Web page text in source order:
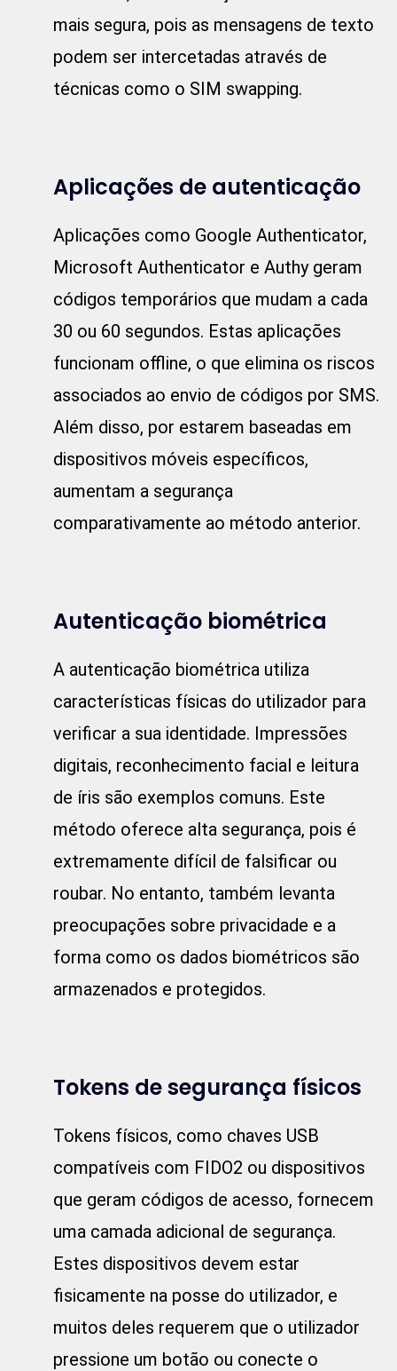
mais segura, pois as mensagens de texto
podem ser intercetadas através de
técnicas como o SIM swapping.
Aplicações de autenticação
Aplicações como Google Authenticator,
Microsoft Authenticator e Authy geram
códigos temporários que mudam a cada
30 ou 60 segundos. Estas aplicações
funcionam offline, o que elimina os riscos
associados ao envio de códigos por SMS.
Além disso, por estarem baseadas em
dispositivos móveis específicos,
aumentam a segurança
comparativamente ao método anterior.
Autenticação biométrica
A autenticação biométrica utiliza
características físicas do utilizador para
verificar a sua identidade. Impressões
digitais, reconhecimento facial e leitura
de íris são exemplos comuns. Este
método oferece alta segurança, pois é
extremamente difícil de falsificar ou
roubar. No entanto, também levanta
preocupações sobre privacidade e a
forma como os dados biométricos são
armazenados e protegidos.
Tokens de segurança físicos
Tokens físicos, como chaves USB
compatíveis com FIDO2 ou dispositivos
que geram códigos de acesso, fornecem
uma camada adicional de segurança.
Estes dispositivos devem estar
fisicamente na posse do utilizador, e
muitos deles requerem que o utilizador
pressione um botão ou conecte o